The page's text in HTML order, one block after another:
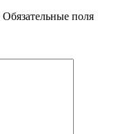
Обязательные поля